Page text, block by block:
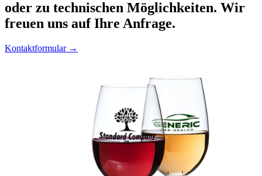
oder zu technischen Möglichkeiten. Wir
freuen uns auf Ihre Anfrage.
Kontaktformular →